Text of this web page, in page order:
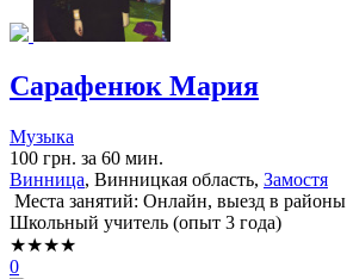
Сарафенюк Мария
Музыка
100 грн. за 60 мин.
Винница, Винницкая область, Замостя
Места занятий: Онлайн, выезд в районы
Школьный учитель (опыт 3 года)
★★★★
0